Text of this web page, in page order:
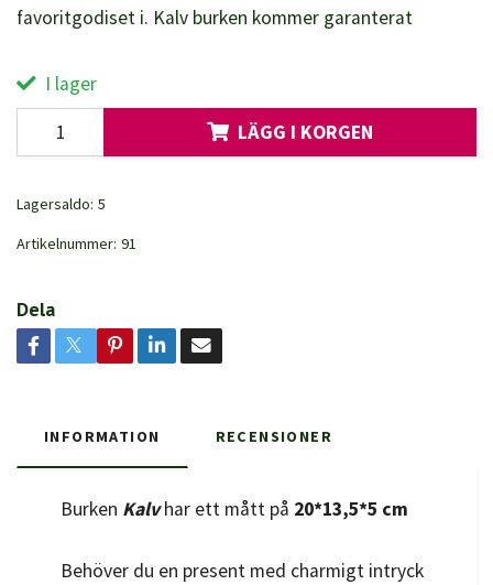
favoritgodiset i. Kalv burken kommer garanterat
I lager
LÄGG I KORGEN
Lagersaldo: 5
Artikelnummer: 91
Dela
INFORMATION RECENSIONER
Burken Kalvhar ett mått på 20*13,5*5 cm
Behöver du en present med charmigt intryck